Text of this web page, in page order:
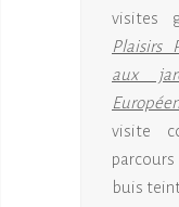
visites
Plaisirs
aux
visite
buis